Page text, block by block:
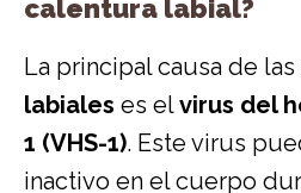
calentura labial?
La principal causa de las
labiales es elvirus del
1 (VHS-1). Este virus
inactivo en el cuerpo